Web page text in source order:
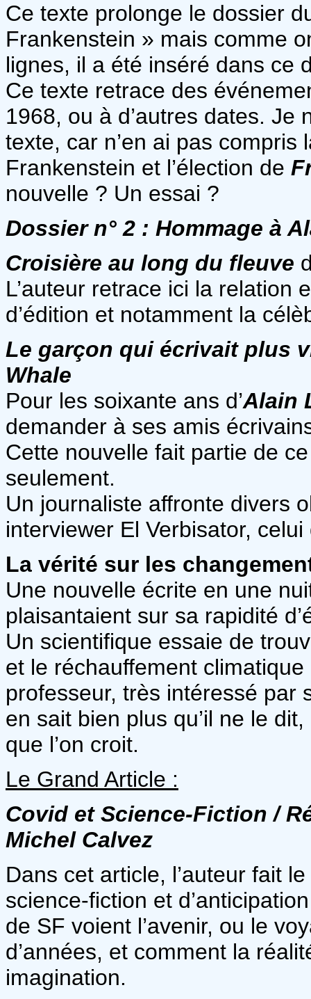
Ce texte prolonge le dossier
Frankenstein » mais comme
lignes, il a été inséré dans ce
Ce texte retrace des
1968, ou à d’autres dates. Je
texte, car n’en ai pas
Frankenstein et l’élection de
nouvelle ? Un essai ?
Dossier n° 2 : Hommage à
Croisière au long du fleuve
L’auteur retrace ici la relation
d’édition et notamment la
Le garçon qui écrivait plus
Whale
Pour les soixante ans d’Alain
demander à ses amis
Cette nouvelle fait partie de
seulement.
Un journaliste affronte divers
interviewer El Verbisator,
La vérité sur les
Une nouvelle écrite en une
plaisantaient sur sa rapidité
Un scientifique essaie de
et le réchauffement
professeur, très intéressé par
en sait bien plus qu’il ne le
que l’on croit.
Le Grand Article :
Covid et Science-Fiction /
Michel Calvez
Dans cet article, l’auteur fait
science-fiction et
de SF voient l’avenir, ou le
d’années, et comment la
imagination.